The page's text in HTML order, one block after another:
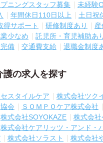
ニングスタッフ募集 未経験
年間休日110日以上 土日祝
得サポート 研修制度あり
少なめ 託児所・育児補助あ
備 交通費支給 退職金制度
護の求人を探す
スタイルケア 株式会社ツク
会
ＳＯＭＰＯケア株式会社
株式会社SOYOKAZE 株式会社
株式会社ケアリッツ・アンド・
株式会社ソラスト 株式会社